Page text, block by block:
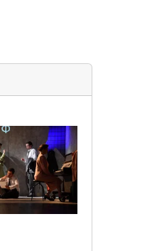
2